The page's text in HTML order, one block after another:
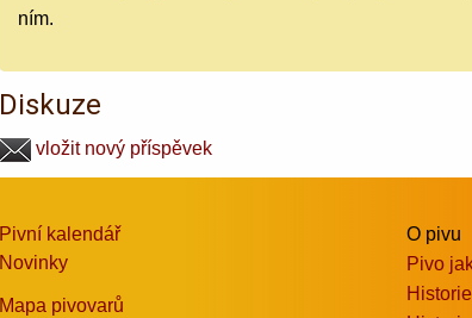
ním.
Diskuze
vložit nový příspěvek
Pivní kalendář
Novinky
Mapa pivovarů
O pivu
Pivo